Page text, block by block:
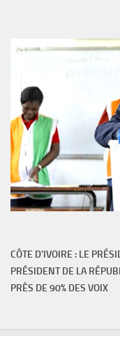
CÔTE D'IVOIRE : LE
PRÉSIDENT DE LA
PRÈS DE 90% DES VOIX